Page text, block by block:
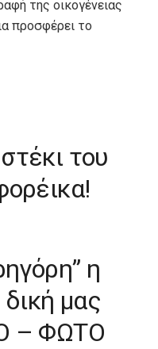
της οικογένειας
προσφέρει το
του
η
μας
– ΦΩΤΟ